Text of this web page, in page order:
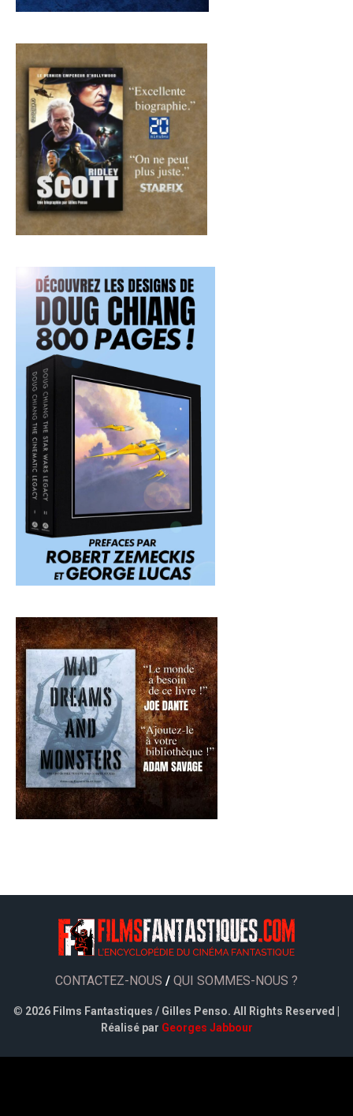
CONTACTEZ-NOUS / QUI SOMMES-NOUS ?
© 2026 Films Fantastiques / Gilles Penso. All Rights Reserved |
Réalisé par Georges Jabbour